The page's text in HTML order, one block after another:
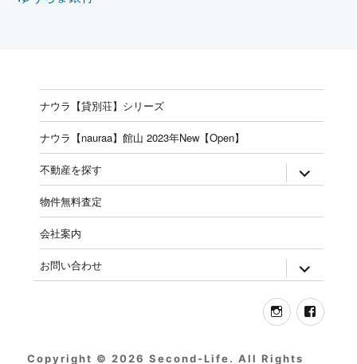
ナウラ【貸別荘】シリーズ
ナウラ【nauraa】館山 2023年New【Open】
不動産を探す expand
child
物件無料査定
会社案内
お問い合わせ expand
child
Instagram
Copyright © 2026 Second-Life. All Rights